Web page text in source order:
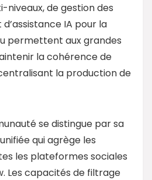
niveaux, de gestion des
IA pour la
permettent aux grandes
la cohérence de
la production de
se distingue par sa
qui agrège les
les plateformes sociales
Les capacités de filtrage